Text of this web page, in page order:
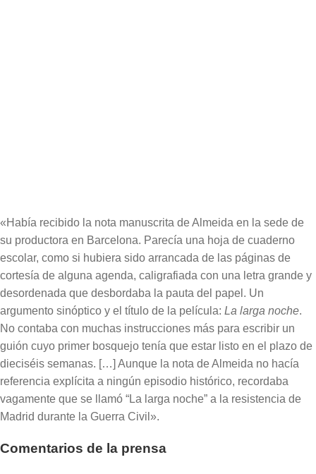
«Había recibido la nota manuscrita de Almeida en la sede de
su productora en Barcelona. Parecía una hoja de cuaderno
escolar, como si hubiera sido arrancada de las páginas de
cortesía de alguna agenda, caligrafiada con una letra grande y
desordenada que desbordaba la pauta del papel. Un
argumento sinóptico y el título de la película: La larga noche.
No contaba con muchas instrucciones más para escribir un
guión cuyo primer bosquejo tenía que estar listo en el plazo de
dieciséis semanas. […] Aunque la nota de Almeida no hacía
referencia explícita a ningún episodio histórico, recordaba
vagamente que se llamó “La larga noche” a la resistencia de
Madrid durante la Guerra Civil».
Comentarios de la prensa